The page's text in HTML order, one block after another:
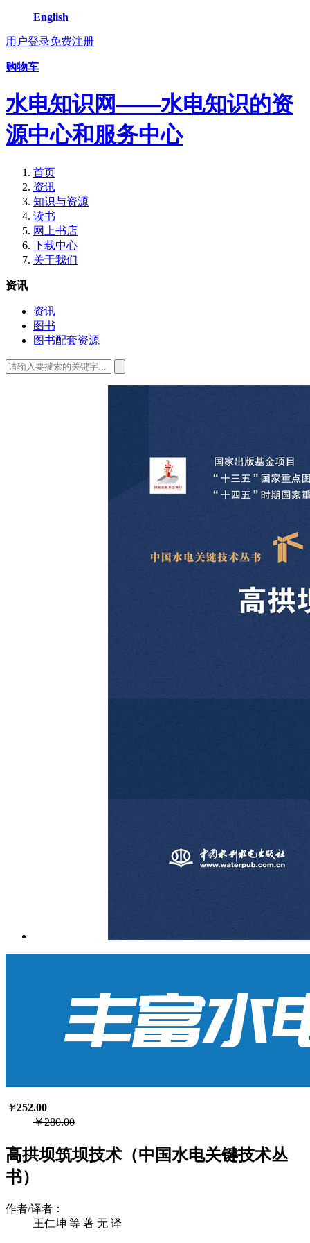
English
用户登录免费注册
购物车
水电知识网——水电知识的资
源中心和服务中心
首页
资讯
知识与资源
读书
网上书店
下载中心
关于我们
资讯
资讯
图书
图书配套资源
￥252.00
￥280.00
高拱坝筑坝技术（中国水电关键技术丛
书）
作者/译者：
王仁坤 等 著 无 译